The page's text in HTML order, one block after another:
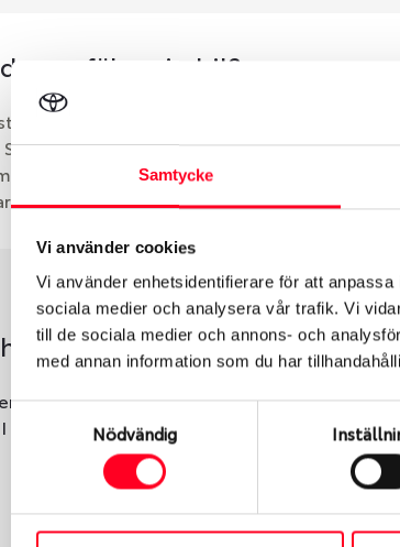
Samtycke
Vi använder cookies
Vi använder enhetsidentifierare för att
sociala medier och analysera vår trafik. Vi
till de sociala medier och annons- och
med annan information som du har
Samtyckesval
Nödvändig
denna fälg min bil?
för att se om den fälg du valt
till att kolla en extra gång så att däck och
Ibland kan fälgen ha bytts ut under
samma dimension som bilen hade ut från
hos Däckspecialen
dina nya däck eller fälgar hos oss levereras
beställningen anger du datum och tid för